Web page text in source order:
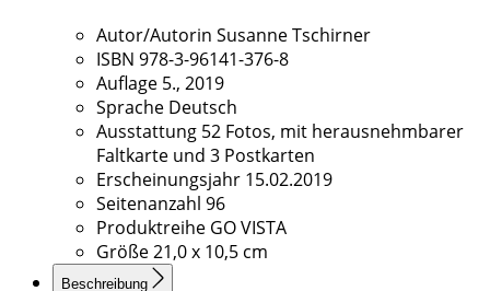
Autor/Autorin Susanne Tschirner
ISBN 978-3-96141-376-8
Auflage 5., 2019
Sprache Deutsch
Ausstattung 52 Fotos, mit herausnehmbarer
Faltkarte und 3 Postkarten
Erscheinungsjahr 15.02.2019
Seitenanzahl 96
Produktreihe GO VISTA
Größe21,0 x 10,5 cm
Beschreibung